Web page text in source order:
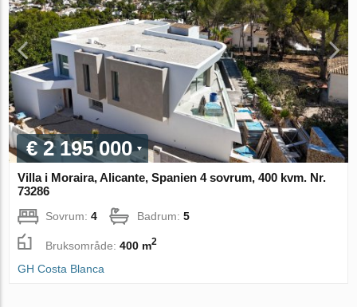
€ 2 195 000
Villa i Moraira, Alicante, Spanien 4 sovrum, 400 kvm. Nr.
73286
Sovrum:4 Badrum:5
Bruksområde:400 m2
GH Costa Blanca